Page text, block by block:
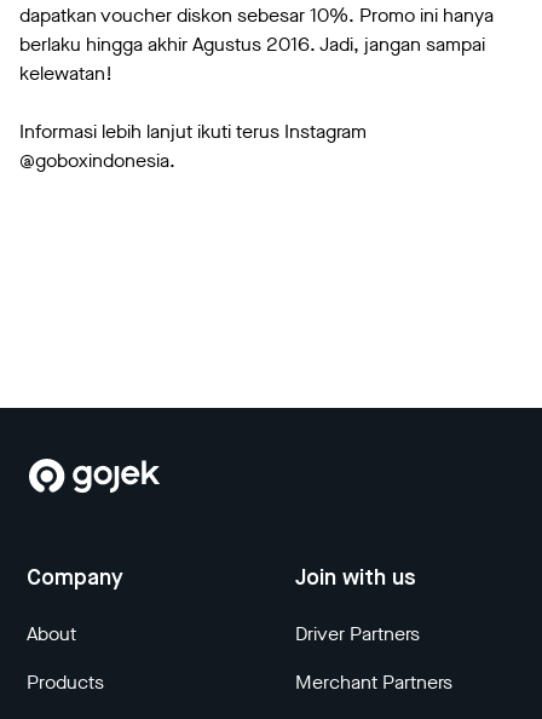
dapatkan voucher diskon sebesar 10%. Promo ini hanya
berlaku hingga akhir Agustus 2016. Jadi, jangan sampai
kelewatan!
Informasi lebih lanjut ikuti terus Instagram
@goboxindonesia.
Company
About
Products
Join with us
Driver Partners
Merchant Partners